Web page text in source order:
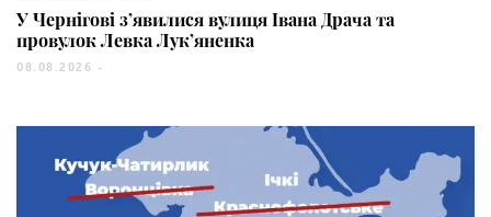
У Чернігові з’явилися вулиця Івана Драча та
провулок Левка Лук’яненка
08.08.2026 -